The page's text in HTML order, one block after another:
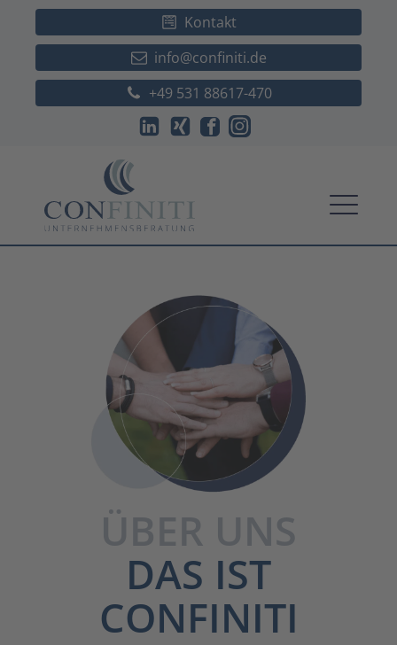
Kontakt
info@confiniti.de
+49 531 88617-470
ÜBER UNS
DAS IST
CONFINITI